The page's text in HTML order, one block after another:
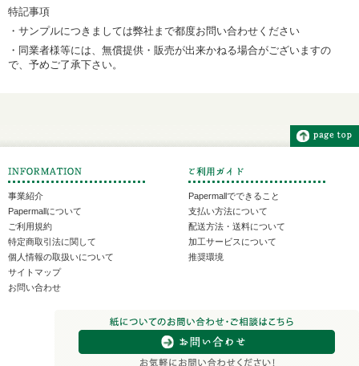
特記事項
・サンプルにつきましては弊社まで都度お問い合わせください
・同業者様等には、無償提供・販売が出来かねる場合がございますの
で、予めご了承下さい。
事業紹介
Papermallについて
ご利用規約
特定商取引法に関して
個人情報の取扱いについて
サイトマップ
お問い合わせ
Papermallでできること
支払い方法について
配送方法・送料について
加工サービスについて
推奨環境